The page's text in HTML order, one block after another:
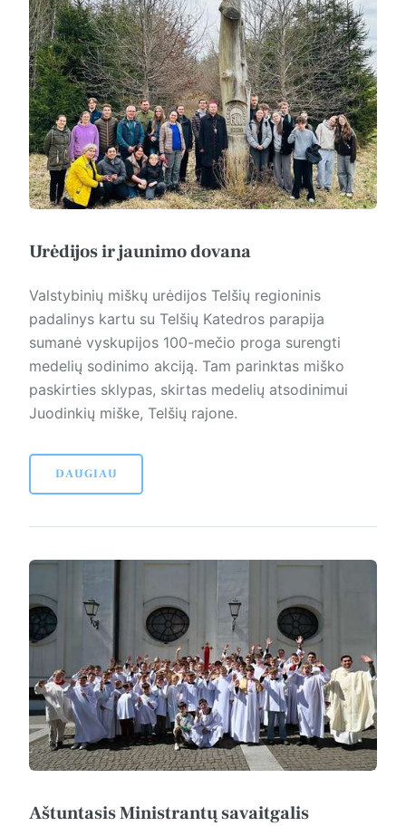
Urėdijos ir jaunimo dovana
Valstybinių miškų urėdijos Telšių regioninis
padalinys kartu su Telšių Katedros parapija
sumanė vys­kupijos 100-mečio proga surengti
medelių sodinimo akciją. Tam parinktas miško
paskirties sklypas, skirtas medelių atsodinimui
Juodinkių miške, Telšių rajone.
DAUGIAU
Aštuntasis Ministrantų savaitgalis